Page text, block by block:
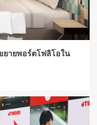
ยายพอร์ตโฟลิโอใน